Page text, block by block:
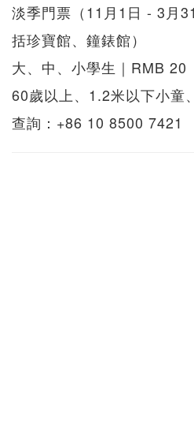
淡季門票（11月1日 - 3月
括珍寶館、鐘錶館）
大、中、小學生｜RMB 20
60歲以上、1.2米以下小童
查詢：+86 10 8500 7421